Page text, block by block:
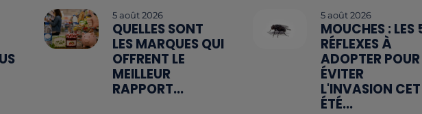
5 août 2026
QUELLES SONT
LES MARQUES QUI
OFFRENT LE
MEILLEUR
RAPPORT...
5 août 2026
MOUCHES : LES
RÉFLEXES À
ADOPTER POUR
ÉVITER
L'INVASION CET
ÉTÉ...